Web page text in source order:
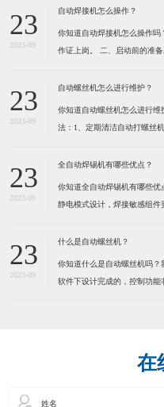
的细微变化。（1）六秒钟之
23
2023-09
自动焊接机怎么操作？
你知道自动焊接机怎么操作
作证上岗。 ​二、启动前的准
易燃物品,以防发生火灾。 (三
23
2023-09
自动螺丝机怎么进行维护？
你知道自动螺丝机怎么进行
法：1、定期清洁自动打螺丝
量加些润滑脂，保持通风,干
23
2023-09
全自动焊锡机有哪些优点？
你知道全自动焊锡机有哪些
静电模式设计，焊接敏感组件
力。为了健康请使用环保型无
23
2023-09
什么是自动螺丝机？
你知道什么是自动螺丝机吗？
软件下设计完成的，控制功能
在